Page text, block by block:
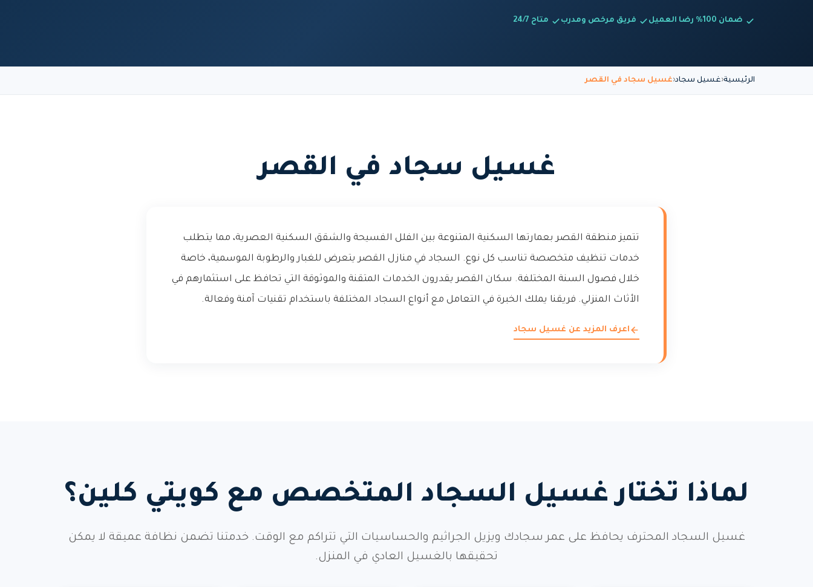
ضمان 100% رضا العميل فريق مرخص ومدرب متاح 24/7
الرئيسية غسيل سجاد غسيل سجاد في القصر
غسيل سجاد في القصر
تتميز منطقة القصر بعمارتها السكنية المتنوعة بين الفلل الفسيحة والشقق السكنية العصرية، مما يتطلب
خدمات تنظيف متخصصة تناسب كل نوع. السجاد في منازل القصر يتعرض للغبار والرطوبة الموسمية، خاصة
خلال فصول السنة المختلفة. سكان القصر يقدرون الخدمات المتقنة والموثوقة التي تحافظ على استثمارهم في
الأثاث المنزلي. فريقنا يملك الخبرة في التعامل مع أنواع السجاد المختلفة باستخدام تقنيات آمنة وفعالة.
اعرف المزيد عن غسيل سجاد
لماذا تختار غسيل السجاد المتخصص مع كويتي كلين؟
غسيل السجاد المحترف يحافظ على عمر سجادك ويزيل الجراثيم والحساسيات التي تتراكم مع الوقت. خدمتنا تضمن نظافة عميقة لا يمكن
تحقيقها بالغسيل العادي في المنزل.